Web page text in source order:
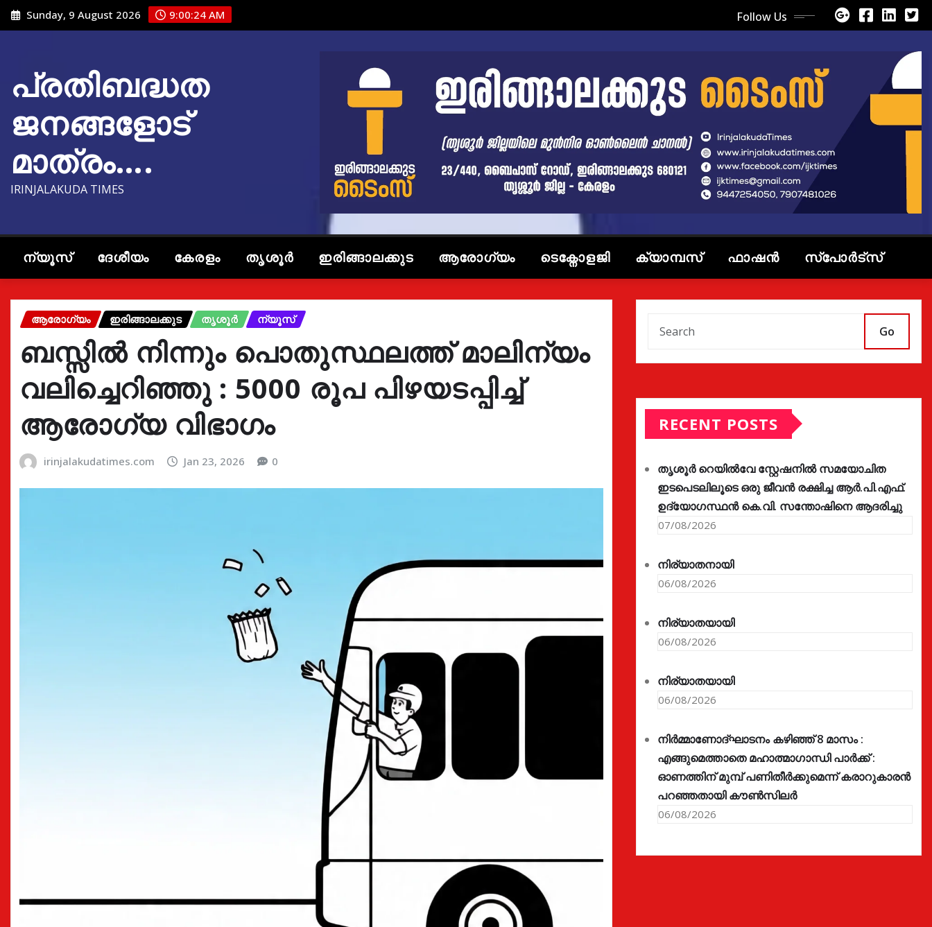
Skip
to
Sunday, 9 August 2026 9:00:26 AM Follow Us
പ്രതിബദ്ധത
ജനങ്ങളോട്
മാത്രം….
IRINJALAKUDA TIMES
ന്യൂസ് ദേശീയം കേരളം തൃശൂർ ഇരിങ്ങാലക്കുട ആരോഗ്യം ടെക്നോളജി ക്യാമ്പസ് ഫാഷൻ സ്പോർട്സ്
ആരോഗ്യം ഇരിങ്ങാലക്കുട തൃശൂർ ന്യൂസ്
ബസ്സിൽ നിന്നും പൊതുസ്ഥലത്ത് മാലിന്യം
വലിച്ചെറിഞ്ഞു : 5000 രൂപ പിഴയടപ്പിച്ച്
ആരോഗ്യ വിഭാഗം
irinjalakudatimes.com Jan 23, 2026 0
Go
RECENT POSTS
തൃശൂർ റെയിൽവേ സ്റ്റേഷനിൽ സമയോചിത
ഇടപെടലിലൂടെ ഒരു ജീവൻ രക്ഷിച്ച ആർ.പി.എഫ്.
ഉദ്യോഗസ്ഥൻ കെ.വി. സന്തോഷിനെ ആദരിച്ചു
07/08/2026
നിര്യാതനായി
06/08/2026
നിര്യാതയായി
06/08/2026
നിര്യാതയായി
06/08/2026
നിർമ്മാണോദ്ഘാടനം കഴിഞ്ഞ് 8 മാസം :
എങ്ങുമെത്താതെ മഹാത്മാഗാന്ധി പാർക്ക് :
ഓണത്തിന് മുമ്പ് പണിതീർക്കുമെന്ന് കരാറുകാരൻ
പറഞ്ഞതായി കൗൺസിലർ
06/08/2026